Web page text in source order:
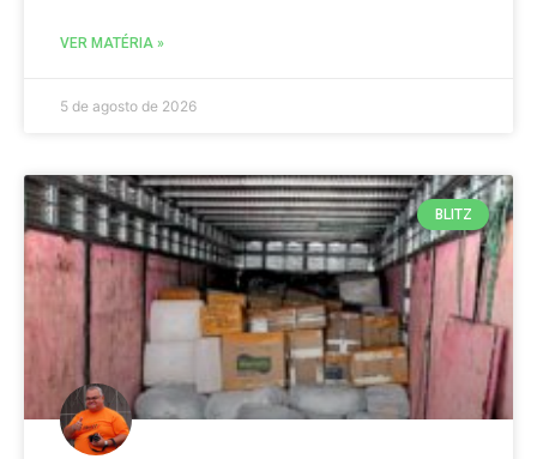
VER MATÉRIA »
5 de agosto de 2026
BLITZ